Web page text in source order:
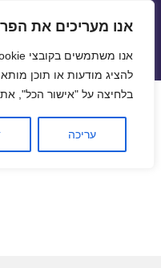
אנו מעריכים את
להציג מודעות או תוכן
בלחיצה על "אישור הכל",
עריכה
שערי חליפין
שער ביטקוין